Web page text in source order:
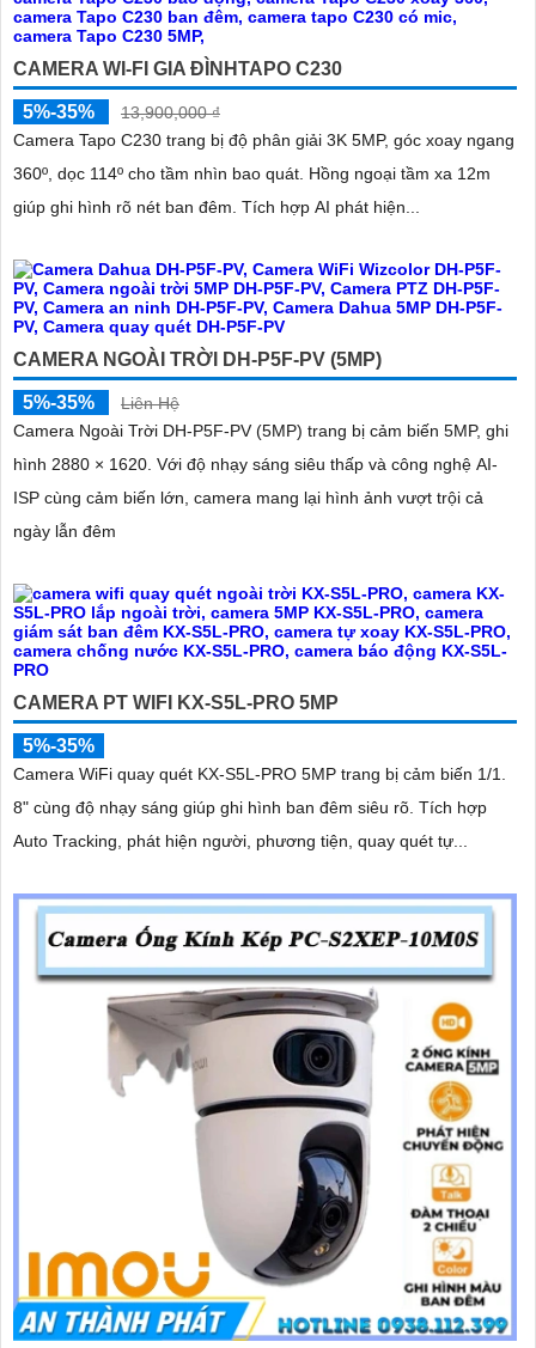
CAMERA WI-FI GIA ĐÌNHTAPO C230
5%-35%
13,900,000 ₫
Camera Tapo C230 trang bị độ phân giải 3K 5MP, góc xoay ngang
360º, dọc 114º cho tầm nhìn bao quát. Hồng ngoại tầm xa 12m
giúp ghi hình rõ nét ban đêm. Tích hợp AI phát hiện...
CAMERA NGOÀI TRỜI DH-P5F-PV (5MP)
5%-35%
Liên Hệ
Camera Ngoài Trời DH-P5F-PV (5MP) trang bị cảm biến 5MP, ghi
hình 2880 × 1620. Với độ nhạy sáng siêu thấp và công nghệ AI-
ISP cùng cảm biến lớn, camera mang lại hình ảnh vượt trội cả
ngày lẫn đêm
CAMERA PT WIFI KX-S5L-PRO 5MP
5%-35%
Camera WiFi quay quét KX-S5L-PRO 5MP trang bị cảm biến 1/1.
8" cùng độ nhạy sáng giúp ghi hình ban đêm siêu rõ. Tích hợp
Auto Tracking, phát hiện người, phương tiện, quay quét tự...